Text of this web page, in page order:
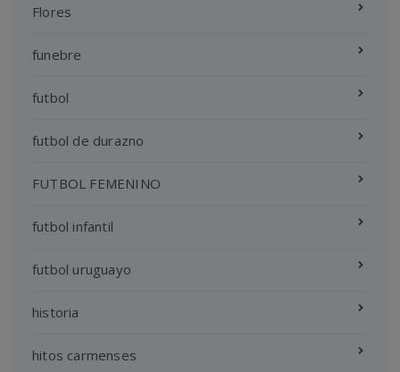
Flores
funebre
futbol
futbol de durazno
FUTBOL FEMENINO
futbol infantil
futbol uruguayo
historia
hitos carmenses